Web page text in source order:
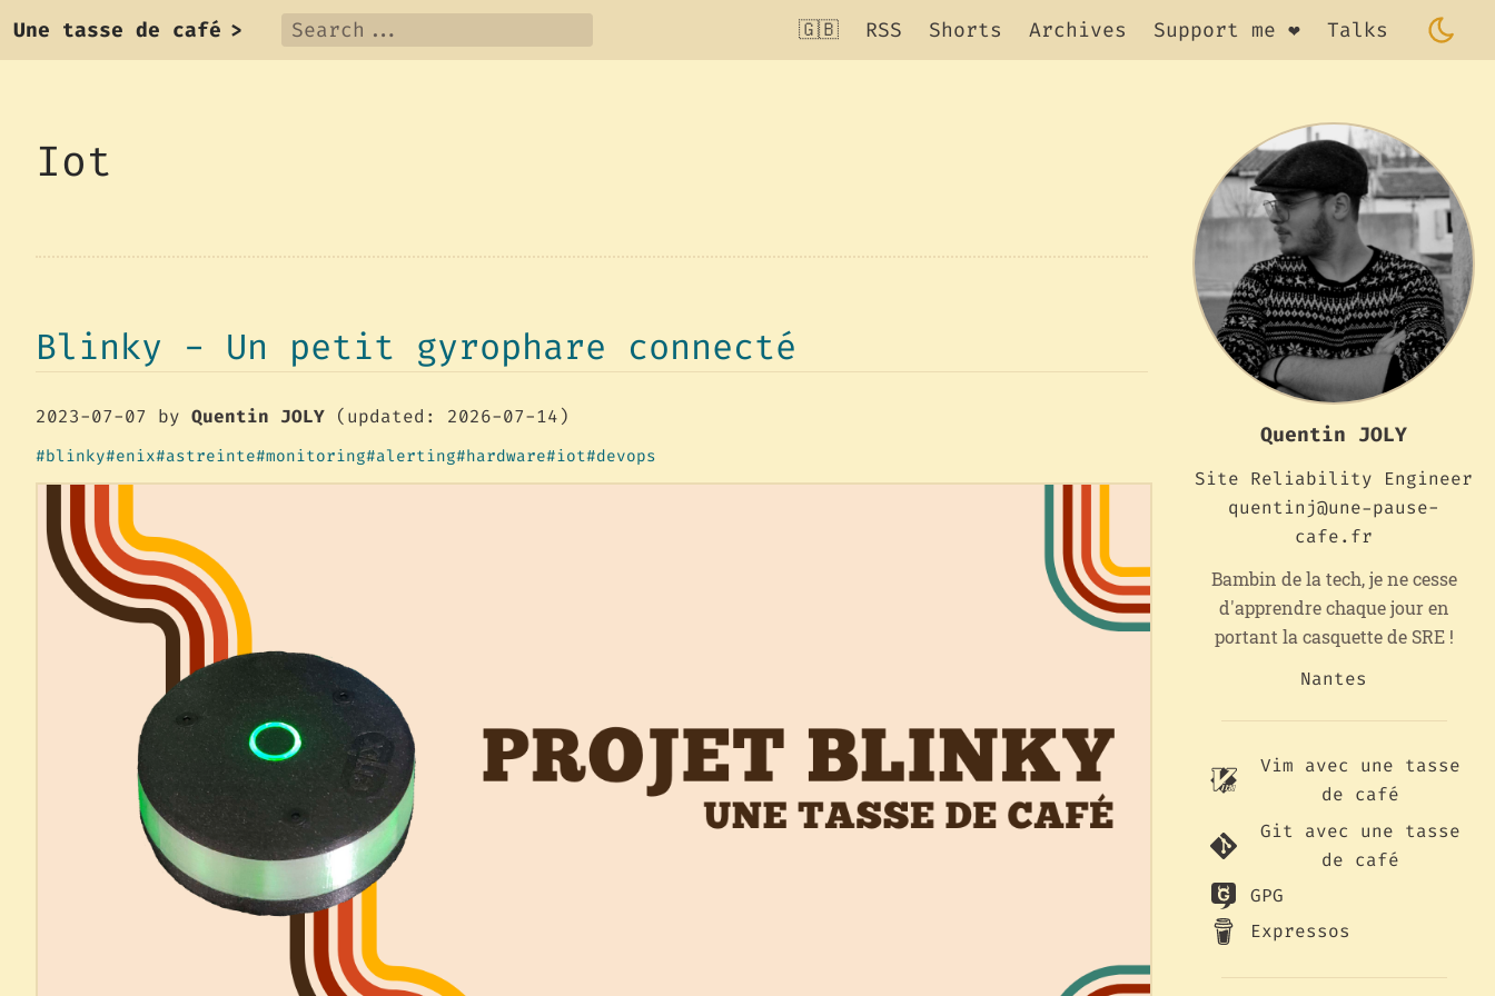
Une tasse de café > 🇬🇧 RSS Shorts Archives Support me ❤️ Talks
Iot
Blinky - Un petit gyrophare connecté
2023-07-07 byQuentin JOLY (updated: 2026-07-14)
blinky enix astreinte monitoring alerting hardware iot devops
Quentin JOLY
Site Reliability Engineer
quentinj@une-pause-
cafe.fr
Bambin de la tech, je ne cesse
d'apprendre chaque jour en
portant la casquette de SRE !
Nantes
Vim avec une tasse
de café
Git avec une tasse
de café
GPG
Expressos